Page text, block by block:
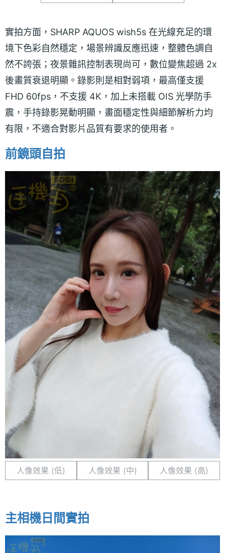
實拍方面，SHARP AQUOS wish5s 在光線充足的環
境下色彩自然穩定，場景辨識反應迅速，整體色調自
然不誇張；夜景雜訊控制表現尚可，數位變焦超過 2x
後畫質衰退明顯。錄影則是相對弱項，最高僅支援
FHD 60fps，不支援 4K，加上未搭載 OIS 光學防手
震，手持錄影晃動明顯，畫面穩定性與細節解析力均
有限，不適合對影片品質有要求的使用者。
前鏡頭自拍
人像效果 (低) 人像效果 (中) 人像效果 (高)
主相機日間實拍